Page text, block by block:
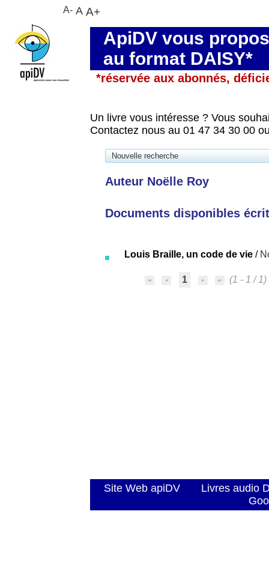
ApiDV vous
au format DAISY*
*réservée aux abonnés,
Un livre vous intéresse ? Vous
Contactez nous au 01 47 34 30 00
Nouvelle recherche
Auteur Noëlle Roy
Documents disponibles
Louis Braille, un code de vie /
1 (1 - 1 / 1)
Site Web apiDV
Livres audio
A- A A+